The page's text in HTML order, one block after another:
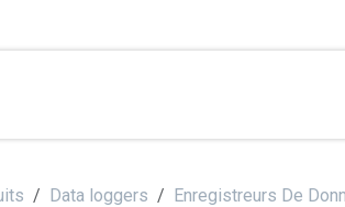
Data loggers Enregistreurs De